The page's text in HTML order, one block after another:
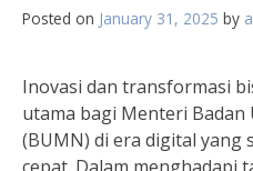
Posted on January 31, 2025 by
Inovasi dan transformasi
utama bagi Menteri Badan
(BUMN) di era digital yang